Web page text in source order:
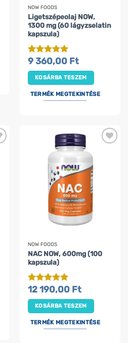
NOW FOODS
Ligetszépeolaj NOW,
1300 mg (60 lágyzselatin
kapszula)
Értékelés:5
9 360,00 Ft
KOSÁRBA TESZEM
TERMÉK MEGTEKINTÉSE
NOW FOODS
NAC NOW, 600mg (100
kapszula)
Értékelés:5
12 190,00 Ft
KOSÁRBA TESZEM
TERMÉK MEGTEKINTÉSE